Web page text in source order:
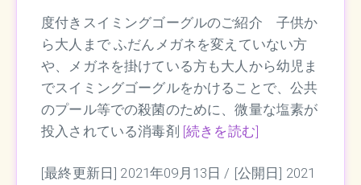
度付きスイミングゴーグルのご紹介 子供か
ら大人まで ふだんメガネを変えていない方
や、メガネを掛けている方も大人から幼児ま
でスイミングゴーグルをかけることで、公共
のプール等での殺菌のために、微量な塩素が
投入されている消毒剤 [続きを読む]
[最終更新日] 2021年09月13日 / [公開日] 2021